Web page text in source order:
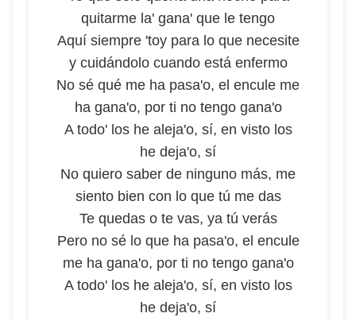
quitarme la' gana' que le tengo
Aquí siempre 'toy para lo que necesite
y cuidándolo cuando está enfermo
No sé qué me ha pasa'o, el encule me
ha gana'o, por ti no tengo gana'o
A todo' los he aleja'o, sí, en visto los
he deja'o, sí
No quiero saber de ninguno más, me
siento bien con lo que tú me das
Te quedas o te vas, ya tú verás
Pero no sé lo que ha pasa'o, el encule
me ha gana'o, por ti no tengo gana'o
A todo' los he aleja'o, sí, en visto los
he deja'o, sí